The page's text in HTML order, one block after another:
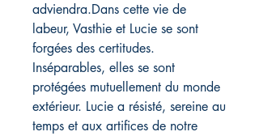
adviendra.Dans cette vie de
labeur, Vasthie et Lucie se sont
forgées des certitudes.
Inséparables, elles se sont
protégées mutuellement du monde
extérieur. Lucie a résisté, sereine au
temps et aux artifices de notre